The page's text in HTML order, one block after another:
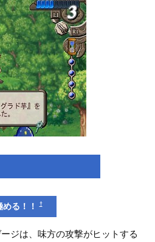
める！！†
ジは、味方の攻撃がヒットする